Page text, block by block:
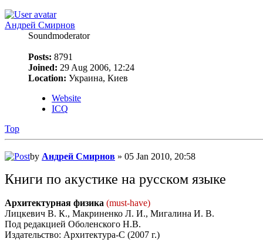
Андрей Смирнов
Soundmoderator
Posts: 8791
Joined: 29 Aug 2006, 12:24
Location: Украина, Киев
Website
ICQ
Top
by Андрей Смирнов » 05 Jan 2010, 20:58
Книги по акустике на русском языке
Архитектурная физика (must-have)
Лицкевич В. К., Макриненко Л. И., Мигалина И. В.
Под редакцией Оболенского Н.В.
Издательство: Архитектура-С (2007 г.)